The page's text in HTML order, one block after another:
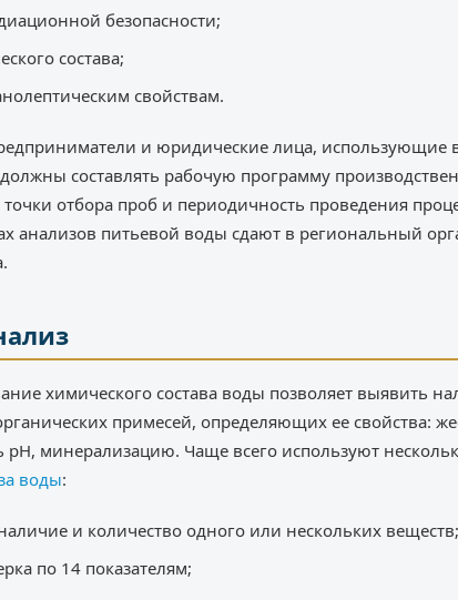
безопасности;
состава;
свойствам.
и юридические лица, использующие
составлять рабочую программу
точки отбора проб и периодичность проведения
анализов питьевой воды сдают в региональный
химического состава воды позволяет выявить
примесей, определяющих ее свойства:
pH, минерализацию. Чаще всего используют
воды:
и количество одного или нескольких веществ;
по 14 показателям;